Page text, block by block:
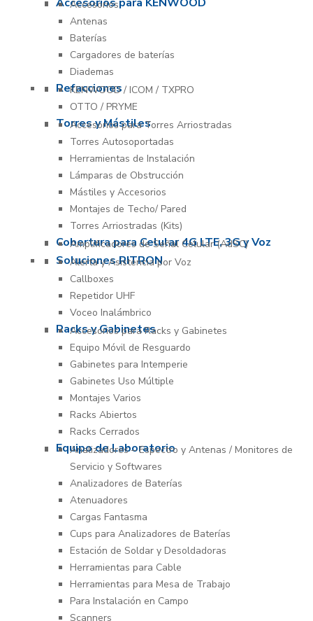
Accesorios
Antenas
Baterías
Cargadores de baterías
Diademas
Refacciones
KENWOOD / ICOM / TXPRO
OTTO / PRYME
Torres y Mástiles
Accesorios para Torres Arriostradas
Torres Autosoportadas
Herramientas de Instalación
Lámparas de Obstrucción
Mástiles y Accesorios
Montajes de Techo/ Pared
Torres Arriostradas (Kits)
Cobertura para Celular 4G LTE, 3G y Voz
Amplificadores de Señal Celular (AdSC)
Soluciones RITRON
Alerta y Asistencia por Voz
Callboxes
Repetidor UHF
Voceo Inalámbrico
Racks y Gabinetes
Accesorios para Racks y Gabinetes
Equipo Móvil de Resguardo
Gabinetes para Intemperie
Gabinetes Uso Múltiple
Montajes Varios
Racks Abiertos
Racks Cerrados
Equipo de Laboratorio
Analizadores – Espectro y Antenas / Monitores de
Servicio y Softwares
Analizadores de Baterías
Atenuadores
Cargas Fantasma
Cups para Analizadores de Baterías
Estación de Soldar y Desoldadoras
Herramientas para Cable
Herramientas para Mesa de Trabajo
Para Instalación en Campo
Scanners